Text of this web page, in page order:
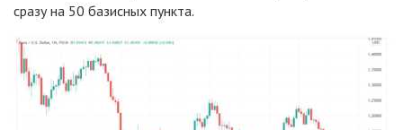
сразу на 50 базисных пункта.